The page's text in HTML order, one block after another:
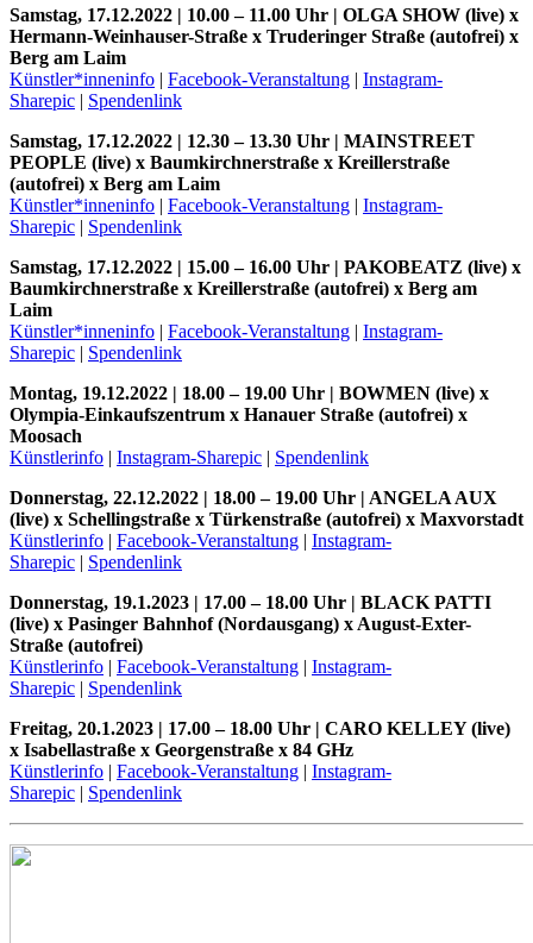
Samstag, 17.12.2022 | 10.00 – 11.00 Uhr | OLGA SHOW (live) x
Hermann-Weinhauser-Straße x Truderinger Straße (autofrei) x
Berg am Laim
Künstler*inneninfo | Facebook-Veranstaltung | Instagram-
Sharepic | Spendenlink
Samstag, 17.12.2022 | 12.30 – 13.30 Uhr | MAINSTREET
PEOPLE (live) x Baumkirchnerstraße x Kreillerstraße
(autofrei) x Berg am Laim
Künstler*inneninfo | Facebook-Veranstaltung | Instagram-
Sharepic | Spendenlink
Samstag, 17.12.2022 | 15.00 – 16.00 Uhr | PAKOBEATZ (live) x
Baumkirchnerstraße x Kreillerstraße (autofrei) x Berg am
Laim
Künstler*inneninfo | Facebook-Veranstaltung | Instagram-
Sharepic | Spendenlink
Montag, 19.12.2022 | 18.00 – 19.00 Uhr | BOWMEN (live) x
Olympia-Einkaufszentrum x Hanauer Straße (autofrei) x
Moosach
Künstlerinfo | Instagram-Sharepic | Spendenlink
Donnerstag, 22.12.2022 | 18.00 – 19.00 Uhr | ANGELA AUX
(live) x Schellingstraße x Türkenstraße (autofrei) x Maxvorstadt
Künstlerinfo | Facebook-Veranstaltung | Instagram-
Sharepic | Spendenlink
Donnerstag, 19.1.2023 | 17.00 – 18.00 Uhr | BLACK PATTI
(live) x Pasinger Bahnhof (Nordausgang) x August-Exter-
Straße (autofrei)
Künstlerinfo | Facebook-Veranstaltung | Instagram-
Sharepic | Spendenlink
Freitag, 20.1.2023 | 17.00 – 18.00 Uhr | CARO KELLEY (live)
x Isabellastraße x Georgenstraße x 84 GHz
Künstlerinfo | Facebook-Veranstaltung | Instagram-
Sharepic | Spendenlink